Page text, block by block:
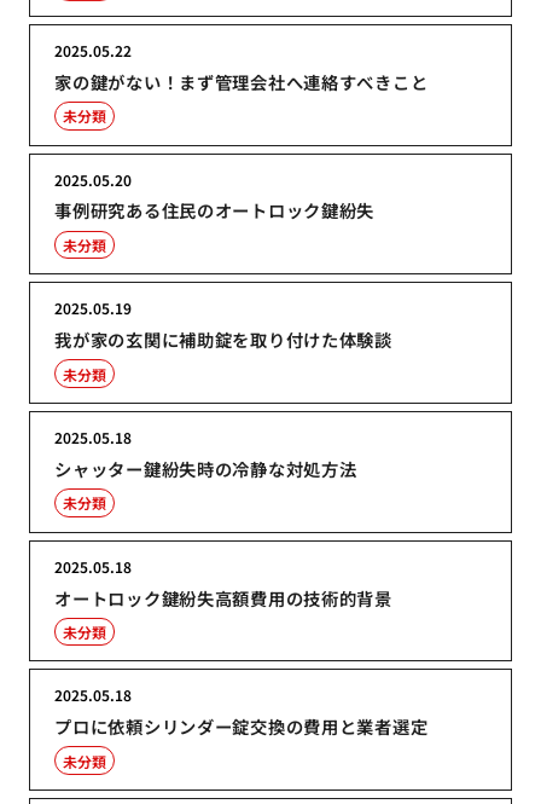
家の鍵がない！まず管理会社へ連絡すべきこと
2025.05.22
未分類
事例研究ある住民のオートロック鍵紛失
2025.05.20
未分類
我が家の玄関に補助錠を取り付けた体験談
2025.05.19
未分類
シャッター鍵紛失時の冷静な対処方法
2025.05.18
未分類
オートロック鍵紛失高額費用の技術的背景
2025.05.18
未分類
プロに依頼シリンダー錠交換の費用と業者選定
2025.05.18
未分類